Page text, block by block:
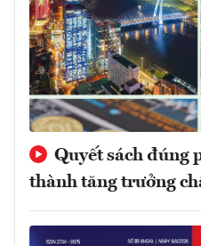
Quyết sách đúng
thành tăng trưởng